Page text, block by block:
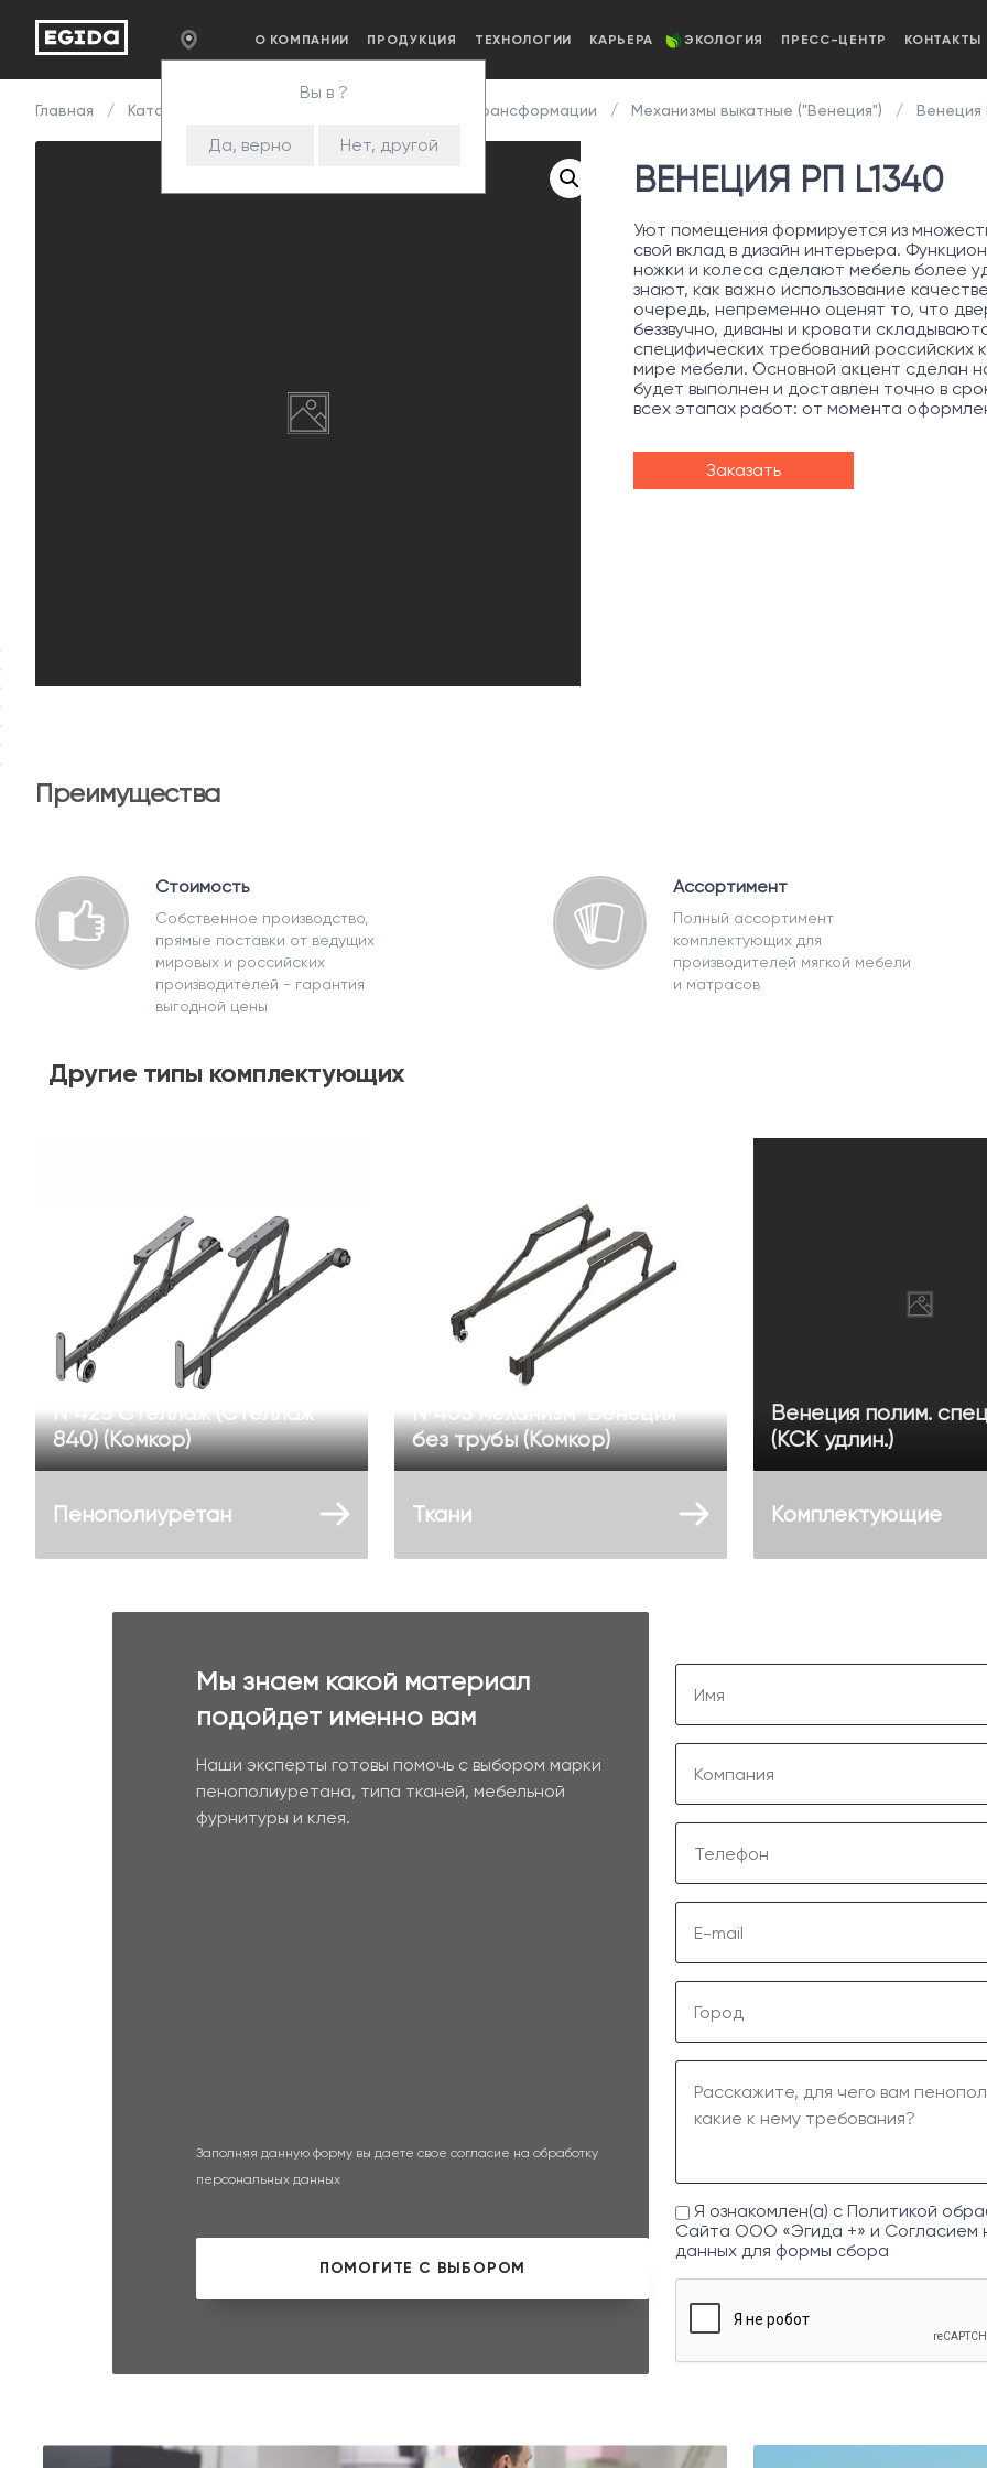
Вы в ?
Да, верно Нет, другой
О КОМПАНИИ ПРОДУКЦИЯ ТЕХНОЛОГИИ КАРЬЕРА ЭКОЛОГИЯ ПРЕСС-ЦЕНТР КОНТАКТЫ
Главная Каталог Механизмы трансформации Механизмы выкатные ("Венеция") Венеция
ВЕНЕЦИЯ РП L1340
Уют помещения формируется из
свой вклад в дизайн интерьера.
ножки и колеса сделают мебель более
знают, как важно использование
очередь, непременно оценят то, что
беззвучно, диваны и кровати
специфических требований
мире мебели. Основной акцент сделан
будет выполнен и доставлен точно в
всех этапах работ: от момента
Заказать
Преимущества
Стоимость
Собственное производство,
прямые поставки от ведущих
мировых и российских
производителей - гарантия
выгодной цены
Ассортимент
Полный ассортимент
комплектующих для
производителей мягкой мебели
и матрасов
Другие типы комплектующих
N 425 Стеллаж (Стеллаж
840) (Комкор)
N 405 механизм "Венеция"
без трубы (Комкор)
Венеция полим.
(КСК удлин.)
Пенополиуретан Ткани Комплектующие
Мы знаем какой материал
подойдет именно вам
Наши эксперты готовы помочь с выбором марки
пенополиуретана, типа тканей, мебельной
фурнитуры и клея.
Заполняя данную форму вы даете свое согласие на обработку
персональных данных
Я ознакомлен(а) с Политикой
Сайта ООО «Эгида +» и Согласием
данных для формы сбора